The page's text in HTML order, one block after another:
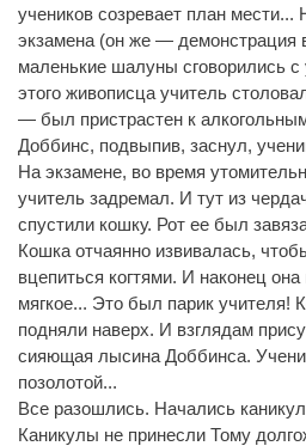
учеников созревает план мести...
экзамена (он же — демонстрация
маленькие шалуны сговорились
этого живописца учитель
— был пристрастен к
Доббинс, подвыпив, заснул,
На экзамене, во время
учитель задремал. И тут из
спустили кошку. Рот ее был
Кошка отчаянно извивалась,
вцепиться когтями. И наконец
мягкое... Это был парик учителя!
подняли наверх. И взглядам
сияющая лысина Доббинса.
позолотой...
Все разошлись. Начались
Каникулы не принесли Тому